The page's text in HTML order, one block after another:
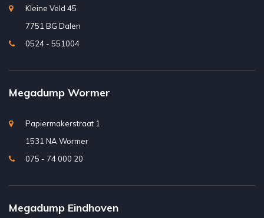
Kleine Veld 45
7751 BG Dalen
0524 - 551004
Megadump Wormer
Papiermakerstraat 1
1531 NA Wormer
075 - 74 000 20
Megadump Eindhoven